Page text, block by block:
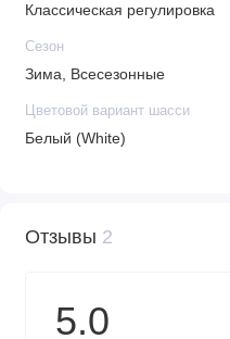
Классическая регулировка
Сезон
Зима, Всесезонные
Цветовой вариант шасси
Белый (White)
Отзывы 2
5.0